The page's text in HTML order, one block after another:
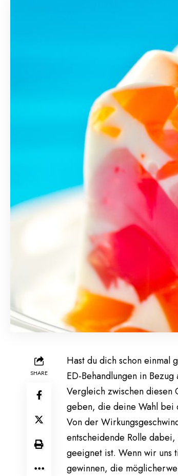
SHARE
Hast du dich schon einmal
ED-Behandlungen in
Vergleich zwischen diesen
geben, die deine Wahl bei
Von der
entscheidende Rolle
geeignet ist. Wenn wir uns
gewinnen, die